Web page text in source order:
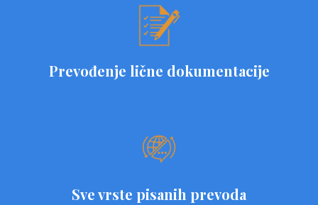
Prevođenje lične dokumentacije
Sve vrste pisanih prevoda